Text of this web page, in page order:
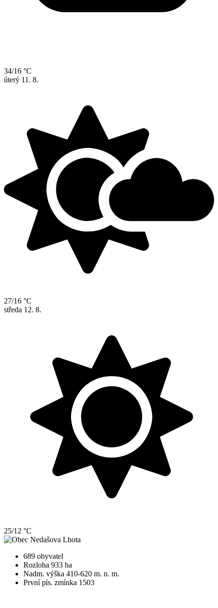
34/16 °C
úterý 11. 8.
27/16 °C
středa 12. 8.
25/12 °C
689 obyvatel
Rozloha 933 ha
Nadm. výška 410-620 m. n. m.
První pís. zmínka 1503